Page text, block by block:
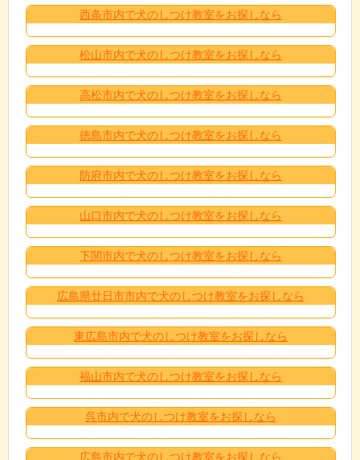
西条市内で犬のしつけ教室をお探しなら
松山市内で犬のしつけ教室をお探しなら
高松市内で犬のしつけ教室をお探しなら
徳島市内で犬のしつけ教室をお探しなら
防府市内で犬のしつけ教室をお探しなら
山口市内で犬のしつけ教室をお探しなら
下関市内で犬のしつけ教室をお探しなら
広島県廿日市市内で犬のしつけ教室をお探しなら
東広島市内で犬のしつけ教室をお探しなら
福山市内で犬のしつけ教室をお探しなら
呉市内で犬のしつけ教室をお探しなら
広島市内で犬のしつけ教室をお探しなら